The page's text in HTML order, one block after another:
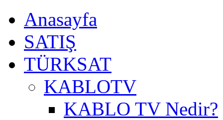
Anasayfa
SATIŞ
TÜRKSAT
KABLOTV
KABLO TV Nedir?